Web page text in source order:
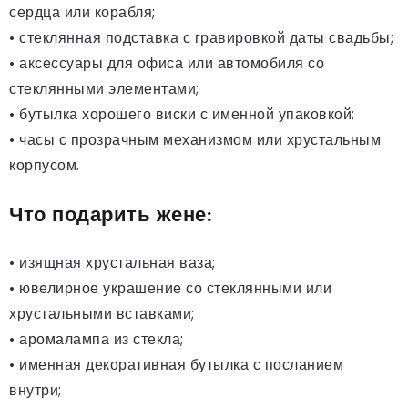
сердца или корабля;
• стеклянная подставка с гравировкой даты свадьбы;
• аксессуары для офиса или автомобиля со
стеклянными элементами;
• бутылка хорошего виски с именной упаковкой;
• часы с прозрачным механизмом или хрустальным
корпусом.
Что подарить жене:
• изящная хрустальная ваза;
• ювелирное украшение со стеклянными или
хрустальными вставками;
• аромалампа из стекла;
• именная декоративная бутылка с посланием
внутри;